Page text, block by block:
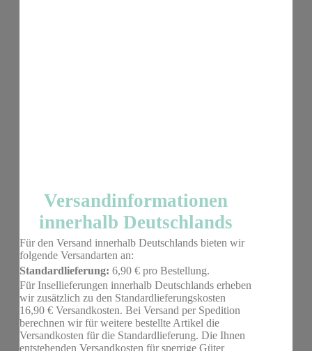
Versandinformationen
innerhalb Deutschlands
Für den Versand innerhalb Deutschlands bieten wir
folgende Versandarten an:
Standardlieferung: 6,90 € pro Bestellung.
Für Insellieferungen innerhalb Deutschlands erheben
wir zusätzlich zu den Standardlieferungskosten
16,90 € Versandkosten. Bei Versand per Spedition
berechnen wir für weitere bestellte Artikel die
Versandkosten für die Standardlieferung. Die Ihnen
entstehenden Versandkosten für sperrige Güter